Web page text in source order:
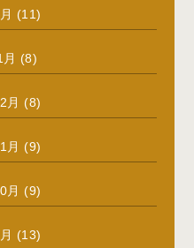
(11)
(8)
月 (8)
月 (9)
月 (9)
(13)